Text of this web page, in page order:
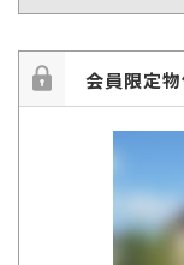
会員限定